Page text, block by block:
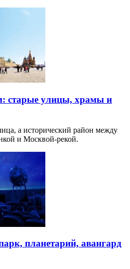
старые улицы, храмы и
а исторический район между
и Москвой-рекой.
планетарий, авангард